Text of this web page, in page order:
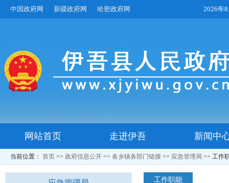
中国政府网 新疆政府网 哈密政府网 2026年
网站首页 走进伊吾 新闻中
当前位置： 首页 >> 政府信息公开 >> 各乡镇各部门链接 >> 应急管理局 >> 工作
工作职能